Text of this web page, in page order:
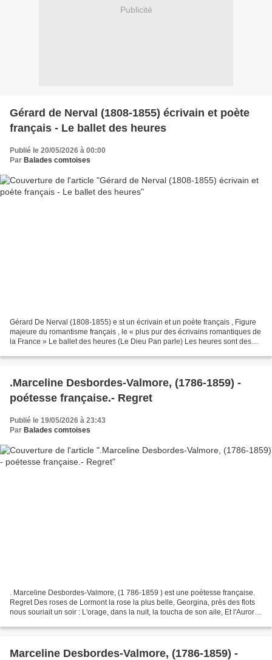
Publicité
Gérard de Nerval (1808-1855) écrivain et poète
français - Le ballet des heures
Publié le 20/05/2026 à 00:00
Par Balades comtoises
Gérard De Nerval (1808-1855) e st un écrivain et un poète français , Figure
majeure du romantisme français , le « plus pur des écrivains romantiques de
la France » Le ballet des heures (Le Dieu Pan parle) Les heures sont des
.Marceline Desbordes-Valmore, (1786-1859) -
poétesse française.- Regret
Publié le 19/05/2026 à 23:43
Par Balades comtoises
. Marceline Desbordes-Valmore, (1 786-1859 ) est une poétesse française.
Regret Des roses de Lormont la rose la plus belle, Georgina, près des flots
nous souriait un soir : L'orage, dans la nuit, la toucha de son aile, Et l'Aurore
Marceline Desbordes-Valmore, (1786-1859) -